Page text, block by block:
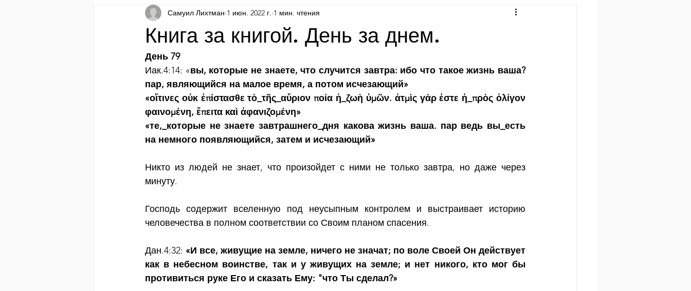
Печатные материалы Ежедневная рассылка
Книга за книгой. День за днем.
Самуил Лихтман 1 июн. 2022 г. 1 мин. чтения
День 79
Иак.4:14: «вы, которые не знаете, что случится завтра: ибо что такое жизнь ваша?
пар, являющийся на малое время, а потом исчезающий»
«οἵτινες οὐκ ἐπίστασθε τὸ_τῆς_αὔριον ποία ἡ_ζωὴ ὑμῶν. ἀτμὶς γάρ ἐστε ἡ_πρὸς ὀλίγον
φαινομένη, ἔπειτα καὶ ἀφανιζομένη»
«те,_которые не знаете завтрашнего_дня какова жизнь ваша. пар ведь вы_есть
на немного появляющийся, затем и исчезающий»
Никто из людей не знает, что произойдет с ними не только завтра, но даже через
минуту.
Господь содержит вселенную под неусыпным контролем и выстраивает историю
человечества в полном соответствии со Своим планом спасения.
Дан.4:32: «И все, живущие на земле, ничего не значат; по воле Своей Он действует
как в небесном воинстве, так и у живущих на земле; и нет никого, кто мог бы
противиться руке Его и сказать Ему: "что Ты сделал?»